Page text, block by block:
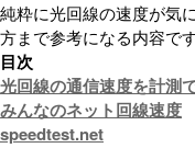
純粋に光回線の速度が気
方まで参考になる内容で
目次
光回線の通信速度を計測
みんなのネット回線速度
speedtest.net